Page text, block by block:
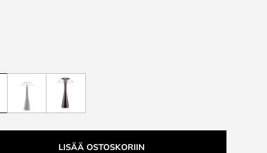
LISÄÄ OSTOSKORIIN